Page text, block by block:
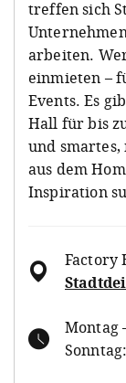
treffen sich
arbeiten.
einmieten –
Events. Es
Hall für bis
und smartes,
aus dem
Inspiration
Factory
Montag